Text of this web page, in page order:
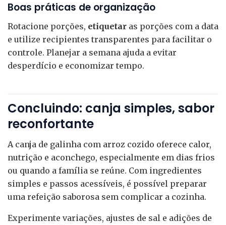
Boas práticas de organização
Rotacione porções, etiquetar as porções com a data
e utilize recipientes transparentes para facilitar o
controle. Planejar a semana ajuda a evitar
desperdício e economizar tempo.
Concluindo: canja simples, sabor
reconfortante
A canja de galinha com arroz cozido oferece calor,
nutrição e aconchego, especialmente em dias frios
ou quando a família se reúne. Com ingredientes
simples e passos acessíveis, é possível preparar
uma refeição saborosa sem complicar a cozinha.
Experimente variações, ajustes de sal e adições de